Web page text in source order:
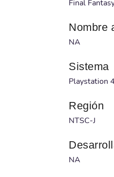
Final
Nombre
NA
Sistema
Playstation 4
Región
NTSC-J
NA